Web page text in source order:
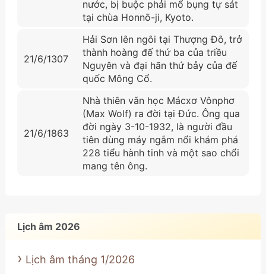
nước, bị buộc phải mổ bụng tự sát
tại chùa Honnō-ji, Kyoto.
21/6/1307
Hải Sơn lên ngôi tại Thượng Đô, trở
thành hoàng đế thứ ba của triều
Nguyên và đại hãn thứ bảy của đế
quốc Mông Cổ.
21/6/1863
Nhà thiên vǎn học Mácxơ Vônphơ
(Max Wolf) ra đời tại Đức. Ông qua
đời ngày 3-10-1932, là người đầu
tiên dùng máy ngắm nổi khám phá
228 tiểu hành tinh và một sao chổi
mang tên ông.
Lịch âm 2026
Lịch âm tháng 1/2026